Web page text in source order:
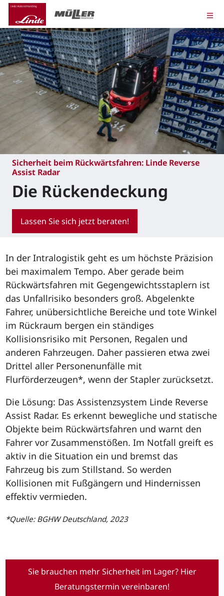
Sicherheit beim Rückwärtsfahren: Linde Reverse
Assist Radar
Die Rückendeckung
Lassen Sie sich jetzt beraten!
In der Intralogistik geht es um höchste Präzision
bei maximalem Tempo. Aber gerade beim
Rückwärtsfahren mit Gegengewichtsstaplern ist
das Unfallrisiko besonders groß. Abgelenkte
Fahrer, unübersichtliche Bereiche und tote Winkel
im Rückraum bergen ein ständiges
Kollisionsrisiko mit Personen, Regalen und
anderen Fahrzeugen. Daher passieren etwa zwei
Drittel aller Personenunfälle mit
Flurförderzeugen*, wenn der Stapler zurücksetzt.
Die Lösung: Das Assistenzsystem Linde Reverse
Assist Radar. Es erkennt bewegliche und statische
Objekte beim Rückwärtsfahren und warnt den
Fahrer vor Zusammenstößen. Im Notfall greift es
aktiv in die Situation ein und bremst das
Fahrzeug bis zum Stillstand. So werden
Kollisionen mit Fußgängern und Hindernissen
effektiv vermieden.
*Quelle: BGHW Deutschland, 2023
Sie brauchen mehr Sicherheit im Lager? Hier
Beratungstermin vereinbaren!